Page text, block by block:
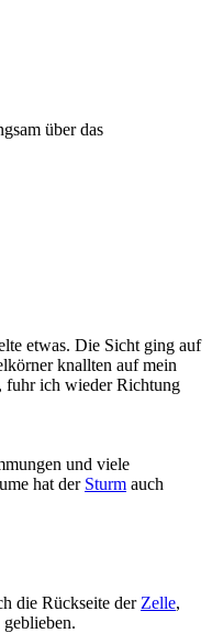
über das
etwas. Die Sicht ging auf
knallten auf mein
fuhr ich wieder Richtung
und viele
hat der Sturm auch
die Rückseite der Zelle,